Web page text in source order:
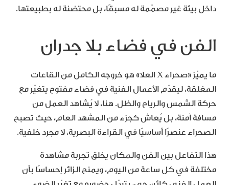
داخل بيئة غير مصمّمة له مسبقًا، بل محتضنة له بطبيعتها.
الفن في فضاء بلا جدران
ما يميّز «صحراء X العلا» هو خروجه الكامل من القاعات
المغلقة، ليقدّم الأعمال الفنية في فضاء مفتوح يتغيّر مع
حركة الشمس والرياح والظل. هنا، لا يُشاهد العمل من
مسافة آمنة، بل يُعاش كجزء من المشهد العام، حيث تصبح
الصحراء عنصرًا أساسيًا في القراءة البصرية، لا مجرد خلفية.
هذا التفاعل بين الفن والمكان يخلق تجربة مشاهدة
مختلفة في كل ساعة من اليوم، ويمنح الزائر إحساسًا بأن